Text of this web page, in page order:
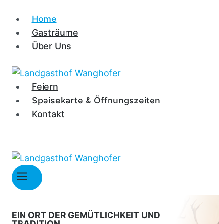
Inhalt
springen
Home
Gasträume
Über Uns
Feiern
Speisekarte & Öffnungszeiten
Kontakt
EIN ORT DER GEMÜTLICHKEIT UND